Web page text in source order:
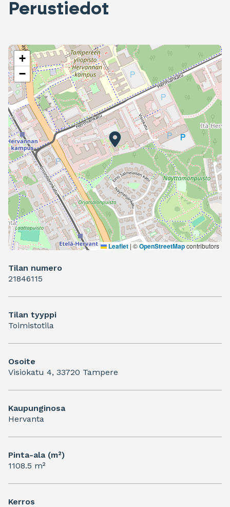
Perustiedot
+
−
Leaflet | ©OpenStreetMapcontributors
Tilan numero
21846115
Tilan tyyppi
Toimistotila
Osoite
Visiokatu 4, 33720 Tampere
Kaupunginosa
Hervanta
Pinta-ala (m²)
1108.5 m²
Kerros